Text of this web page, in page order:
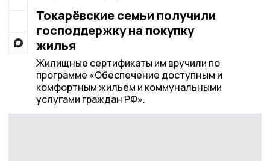
Токарёвские семьи получили
господдержку на покупку
жилья
Жилищные сертификаты им вручили по
программе «Обеспечение доступным и
комфортным жильём и коммунальными
услугами граждан РФ».